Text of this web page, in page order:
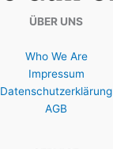
ÜBER UNS
Who We Are
Impressum
Datenschutzerklärung
AGB